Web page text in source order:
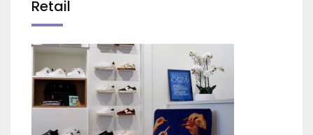
Retail